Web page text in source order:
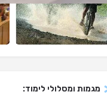
מגמות ומסלולי לימוד: